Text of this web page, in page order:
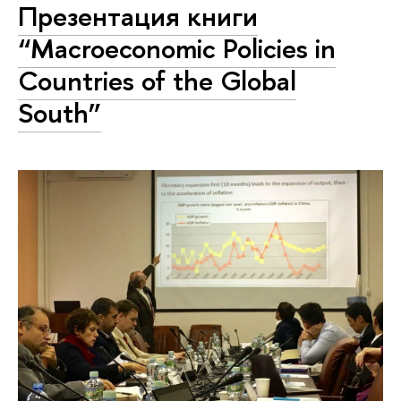
Презентация книги
“Macroeconomic Policies in
Countries of the Global
South”